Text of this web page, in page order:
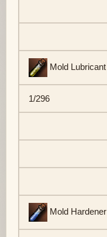
Mold Lubricant
1/296
Mold Hardener